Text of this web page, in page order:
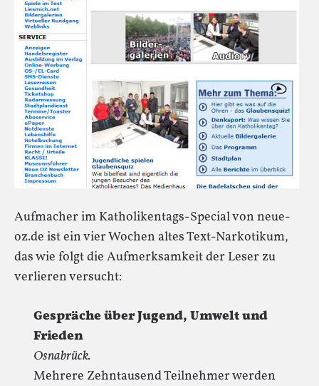
Aufmacher im Katholikentags-Special von neue-
oz.de ist ein vier Wochen altes Text-Narkotikum,
das wie folgt die Aufmerksamkeit der Leser zu
verlieren versucht:
Gespräche über Jugend, Umwelt und
Frieden
Osnabrück.
Mehrere Zehntausend Teilnehmer werden